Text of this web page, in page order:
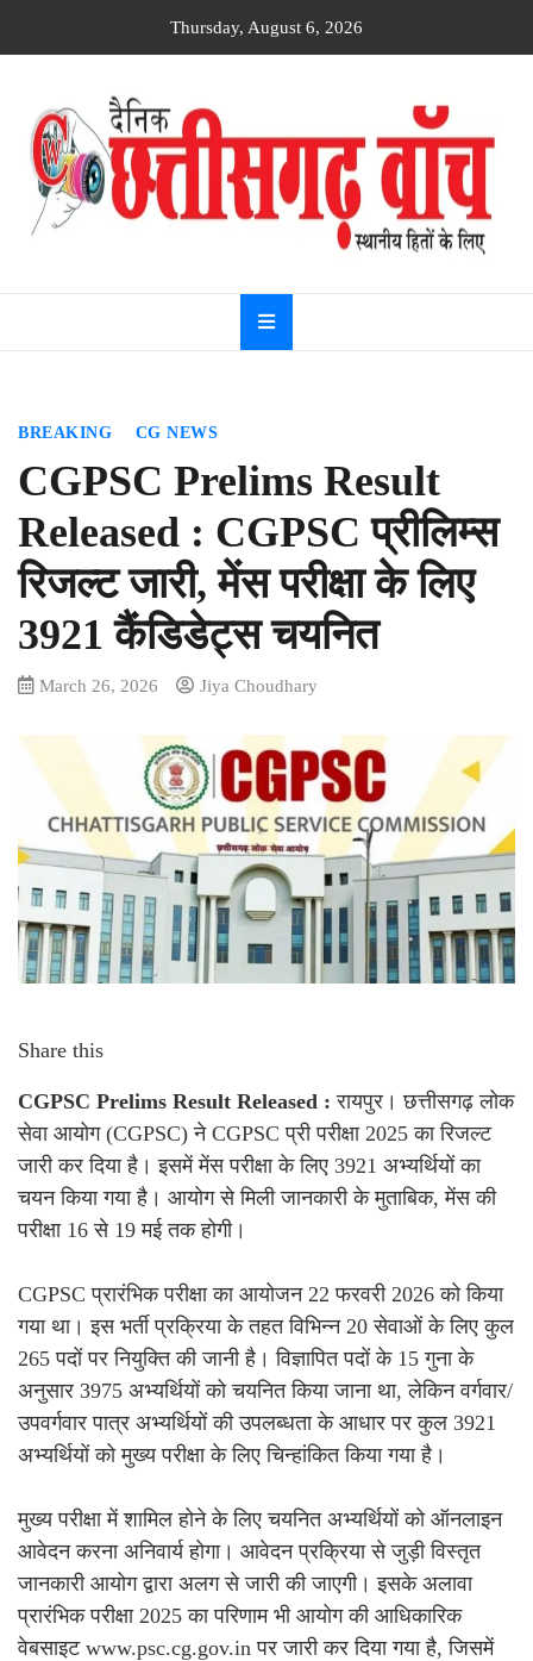
Thursday, August 6, 2026
Dainik
Chhattisgarh
watch
BREAKING CG NEWS
CGPSC Prelims Result
Released : CGPSC प्रीलिम्स
रिजल्ट जारी, मेंस परीक्षा के लिए
3921 कैंडिडेट्स चयनित
March 26, 2026 Jiya Choudhary
Share this
CGPSC Prelims Result Released : रायपुर। छत्तीसगढ़ लोक
सेवा आयोग (CGPSC) ने CGPSC प्री परीक्षा 2025 का रिजल्ट
जारी कर दिया है। इसमें मेंस परीक्षा के लिए 3921 अभ्यर्थियों का
चयन किया गया है। आयोग से मिली जानकारी के मुताबिक, मेंस की
परीक्षा 16 से 19 मई तक होगी।
CGPSC प्रारंभिक परीक्षा का आयोजन 22 फरवरी 2026 को किया
गया था। इस भर्ती प्रक्रिया के तहत विभिन्न 20 सेवाओं के लिए कुल
265 पदों पर नियुक्ति की जानी है। विज्ञापित पदों के 15 गुना के
अनुसार 3975 अभ्यर्थियों को चयनित किया जाना था, लेकिन वर्गवार/
उपवर्गवार पात्र अभ्यर्थियों की उपलब्धता के आधार पर कुल 3921
अभ्यर्थियों को मुख्य परीक्षा के लिए चिन्हांकित किया गया है।
मुख्य परीक्षा में शामिल होने के लिए चयनित अभ्यर्थियों को ऑनलाइन
आवेदन करना अनिवार्य होगा। आवेदन प्रक्रिया से जुड़ी विस्तृत
जानकारी आयोग द्वारा अलग से जारी की जाएगी। इसके अलावा
प्रारंभिक परीक्षा 2025 का परिणाम भी आयोग की आधिकारिक
वेबसाइट www.psc.cg.gov.in पर जारी कर दिया गया है, जिसमें